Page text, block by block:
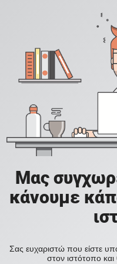
Μας
κάνουμε
Σας ευχαριστώ που είστε
στον ιστότοπο